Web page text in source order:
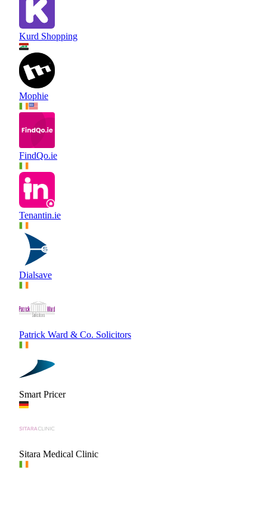
Kurd Shopping
Mophie
FindQo.ie
Tenantin.ie
Dialsave
Patrick Ward & Co. Solicitors
Smart Pricer
Sitara Medical Clinic